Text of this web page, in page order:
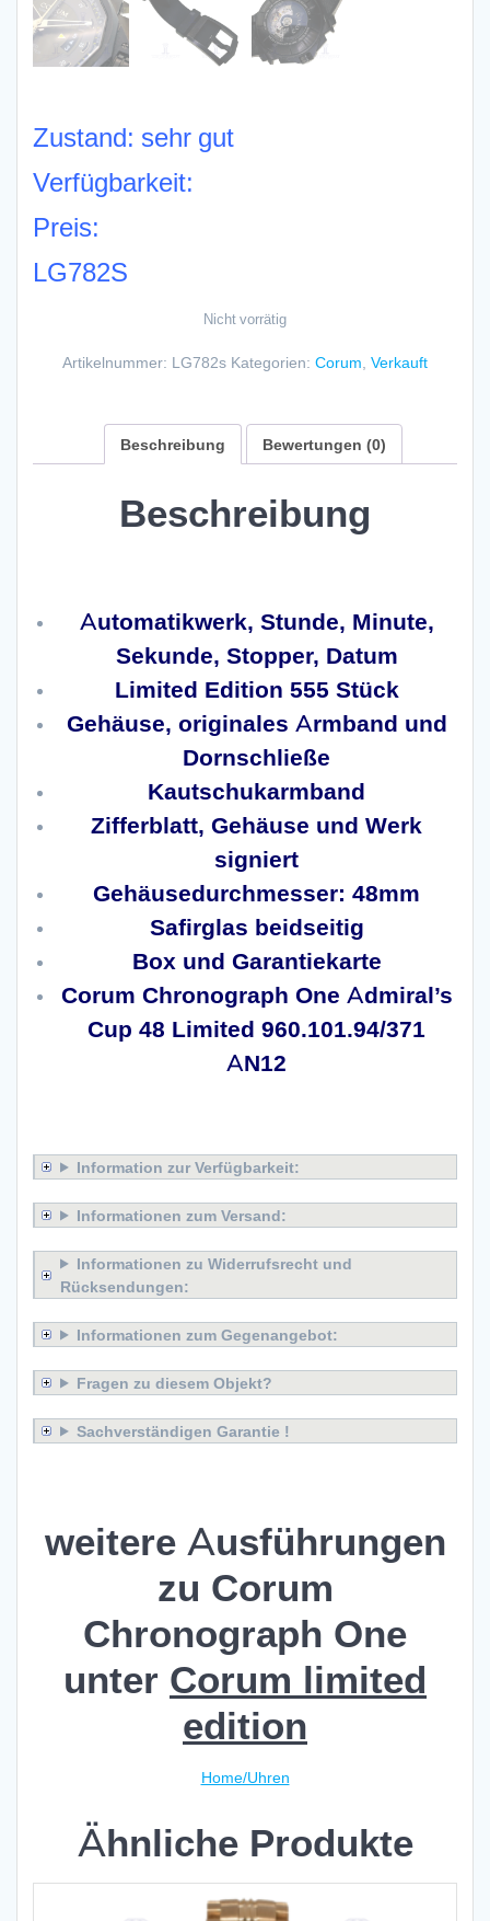
Zustand: sehr gut
Verfügbarkeit:
Preis:
LG782S
Nicht vorrätig
Artikelnummer: LG782s Kategorien: Corum Verkauft
Beschreibung Bewertungen (0)
Beschreibung
Automatikwerk, Stunde, Minute,
Sekunde, Stopper, Datum
Limited Edition 555 Stück
Gehäuse, originales Armband und
Dornschließe
Kautschukarmband
Zifferblatt, Gehäuse und Werk
signiert
Gehäusedurchmesser: 48mm
Safirglas beidseitig
Box und Garantiekarte
Corum Chronograph One Admiral’s
Cup 48 Limited 960.101.94/371
AN12
Information zur Verfügbarkeit:
Informationen zum Versand:
Informationen zu Widerrufsrecht und
Rücksendungen:
Informationen zum Gegenangebot:
Fragen zu diesem Objekt?
Sachverständigen Garantie !
weitere Ausführungen
zu Corum
Chronograph One
unter Corum limited
edition
Home/Uhren
Ähnliche Produkte